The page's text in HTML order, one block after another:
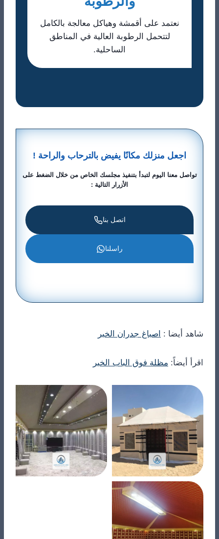
نعتمد على أقمشة وهياكل معالجة بالكامل
لتتحمل الرطوبة العالية في المناطق
الساحلية.
​اجعل منزلك مكانًا يفيض بالترحاب والراحة !
تواصل معنا اليوم لتبدأ بتنفيذ مجلسك الخاص من خلال الضغط على
الأزرار التالية :
اتصل بنا
راسلنا
شاهد أيضا : اصباغ جدران الخبر
اقرأ أيضاً: مظلة فوق الباب الخبر